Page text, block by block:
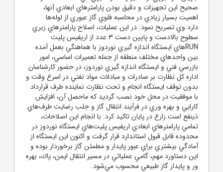
صحيح اين تجهيزات و دقيق بودن پارامترهاي ابعادي آنها،
اهميت بسيار زيادي در محاسبه فلوي گاز عبوري از لوله‌ها
دارد.وي تصريح نمود: در اين عمليات، اصلاح پارامترهاي زبري
سطوح بالادست و پايين دست 3 عدد از اريفيس پليت
RUN‌هاي ايستگاه اندازه گيري نوردوز با هماهنگي بعمل آمده
بين واحدهاي مختلف منطقه از جمله تعميرات اساسي، امور
بازرسي فني و ايستگاه اندازه گيري نوردوز، در حضور كارشناسان
اداره كل نظارت بر صادرات و مبادلات مواد نفتي در اسرع وقت و
بدون توقف ايستگاه انجام و تحت نظارت نماينده طرف قرارداد
با موفقيت در محل خود نصب گرديد كه ماحصل آن، افزايش
كارايي و بهره وري در فرآيند انتقال گاز و جلب رضايت طرف‌هاي
ذينفع است.زارع در پايان تاكيد كرد: با انجام اين اصلاحات،
تمامي پارامترهاي ابعادي اريفيس پليت‌هاي ايستگاه نوردوز در
محدوده قابل قبول استاندارد قرار گرفت و اكنون اين ايستگاه از
آمادگي بيشتري براي عبور پايدار و مطمئن گاز برخوردار بوده و
اين دستاورد مهم، گامي عملياتي در مسير انتقال ايمن، پاك، بهره
ور و پايدار گاز طبيعي محسوب مي‌شود.